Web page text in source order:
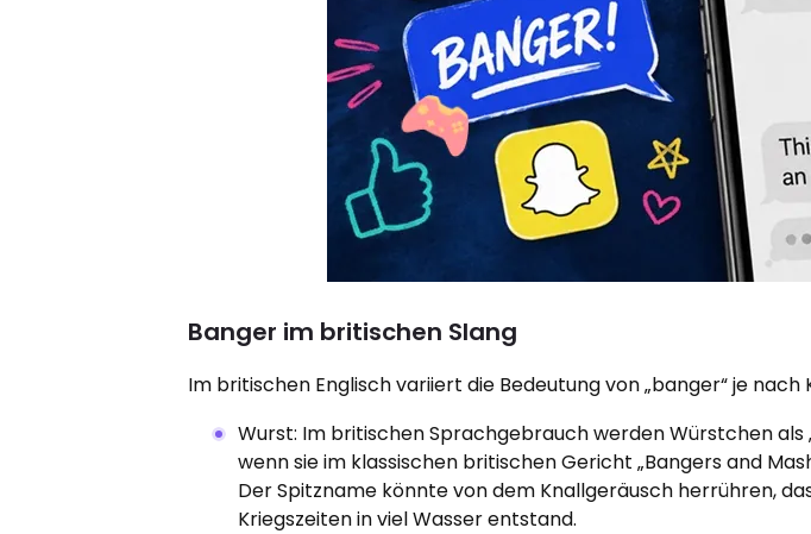
Banger im britischen Slang
Im britischen Englisch variiert die Bedeutung von „banger“ je nach
Wurst: Im britischen Sprachgebrauch werden Würstchen als
wenn sie im klassischen britischen Gericht „Bangers and
Der Spitzname könnte von dem Knallgeräusch herrühren,
Kriegszeiten in viel Wasser entstand.